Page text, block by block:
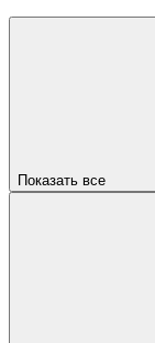
Показать все